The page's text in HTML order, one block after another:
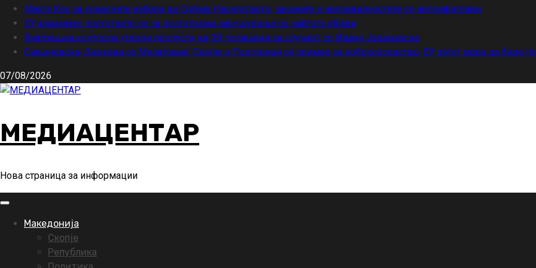
Марта Кос за локалните избори во Србија: Насилството, заканите и неправилностите се неприфатливи
ЕУ алармира: подгответе се за долготрајни нарушувања со нафтата објави
Внатрешна контрола утврди пропусти кај 39 полицајци за случајот со Ивана Јовановска
Сиљановска-Давкова со Милатовиќ: Скопје и Подгорица се пример за добрососедство, ЕУ патот мора да биде
07/08/2026
МЕДИАЦЕНТАР
Нова страница за информации
Primary
Македонија
Скопје
Република